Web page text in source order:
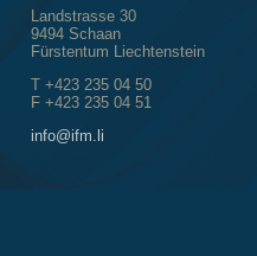
Landstrasse 30
9494 Schaan
Fürstentum Liechtenstein
T +423 235 04 50
F +423 235 04 51
info@ifm.li